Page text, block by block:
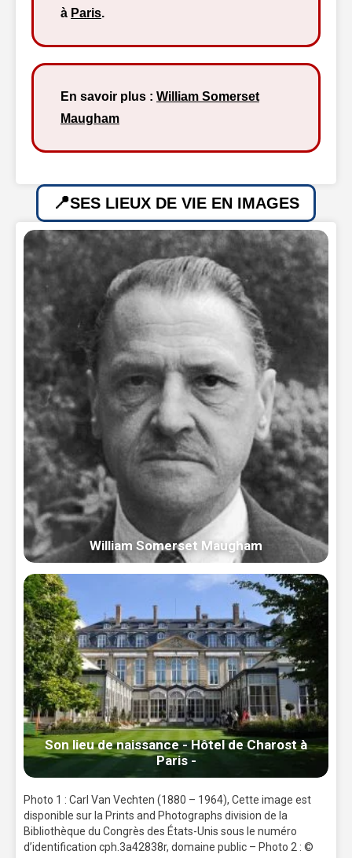
à Paris.
En savoir plus : William Somerset
Maugham
SES LIEUX DE VIE EN IMAGES
William Somerset Maugham
Son lieu de naissance - Hôtel de Charost à
Paris -
Photo 1 : Carl Van Vechten (1880 – 1964), Cette image est
disponible sur la Prints and Photographs division de la
Bibliothèque du Congrès des États-Unis sous le numéro
d’identification cph.3a42838r, domaine public – Photo 2 : ©